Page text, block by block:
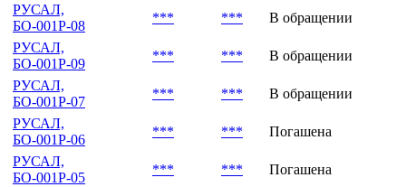
РУСАЛ,
БО-001Р-08
*** ***
В обращении
РУСАЛ,
БО-001Р-09
*** ***
В обращении
РУСАЛ,
БО-001Р-07
*** ***
В обращении
РУСАЛ,
БО-001Р-06
*** ***
Погашена
РУСАЛ,
БО-001Р-05
*** ***
Погашена